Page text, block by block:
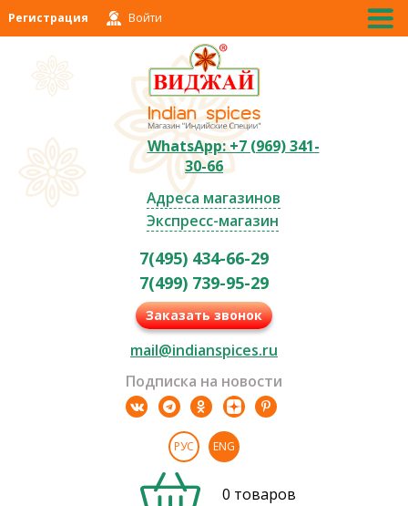
Регистрация Войти
WhatsApp: +7 (969) 341-
30-66
Адреса магазинов
Экспресс-магазин
7(495) 434-66-29
7(499) 739-95-29
Заказать звонок
mail@indianspices.ru
Подписка на новости
РУС ENG
0 товаров